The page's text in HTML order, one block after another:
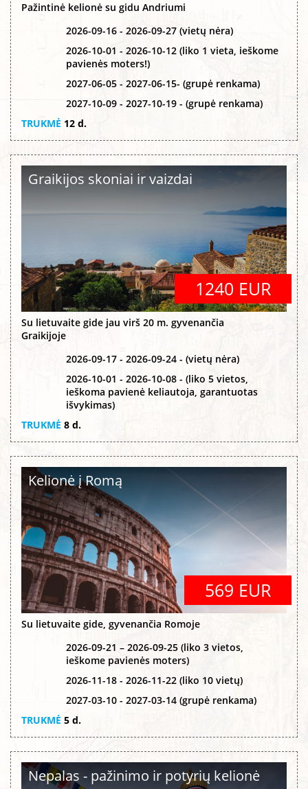
Pažintinė kelionė su gidu Andriumi
2026-09-16 - 2026-09-27 (vietų nėra)
2026-10-01 - 2026-10-12 (liko 1 vieta, ieškome
pavienės moters!)
2027-06-05 - 2027-06-15- (grupė renkama)
2027-10-09 - 2027-10-19 - (grupė renkama)
TRUKMĖ 12 d.
Graikijos skoniai ir vaizdai
1240 EUR
Su lietuvaite gide jau virš 20 m. gyvenančia
Graikijoje
2026-09-17 - 2026-09-24 - (vietų nėra)
2026-10-01 - 2026-10-08 - (liko 5 vietos,
ieškoma pavienė keliautoja, garantuotas
išvykimas)
TRUKMĖ 8 d.
Kelionė į Romą
569 EUR
Su lietuvaite gide, gyvenančia Romoje
2026-09-21 – 2026-09-25 (liko 3 vietos,
ieškome pavienės moters)
2026-11-18 - 2026-11-22 (liko 10 vietų)
2027-03-10 - 2027-03-14 (grupė renkama)
TRUKMĖ 5 d.
Nepalas - pažinimo ir potyrių kelionė